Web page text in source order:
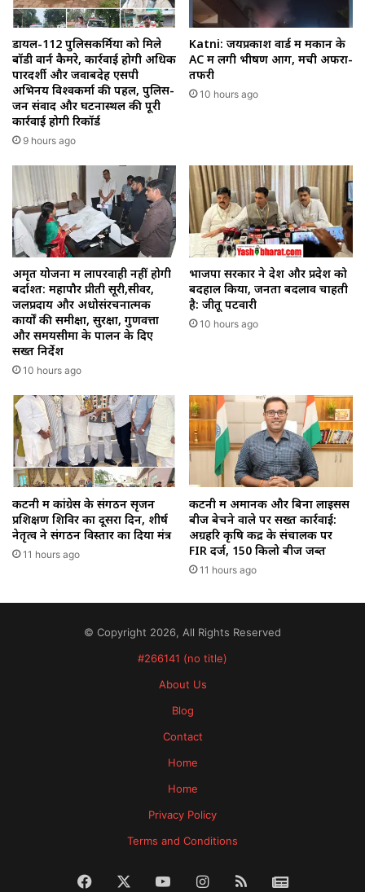
डायल-112 पुलिसकर्मियों को मिले
बॉडी वार्न कैमरे, कार्रवाई होगी अधिक
पारदर्शी और जवाबदेह एसपी
अभिनय विश्वकर्मा की पहल, पुलिस-
जन संवाद और घटनास्थल की पूरी
कार्रवाई होगी रिकॉर्ड
9 hours ago
Katni: जयप्रकाश वार्ड में मकान के
AC में लगी भीषण आग, मची अफरा-
तफरी
10 hours ago
अमृत योजना में लापरवाही नहीं होगी
बर्दाश्त: महापौर प्रीती सूरी,सीवर,
जलप्रदाय और अधोसंरचनात्मक
कार्यों की समीक्षा, सुरक्षा, गुणवत्ता
और समयसीमा के पालन के दिए
सख्त निर्देश
10 hours ago
भाजपा सरकार ने देश और प्रदेश को
बदहाल किया, जनता बदलाव चाहती
है: जीतू पटवारी
10 hours ago
कटनी में कांग्रेस के संगठन सृजन
प्रशिक्षण शिविर का दूसरा दिन, शीर्ष
नेतृत्व ने संगठन विस्तार का दिया मंत्र
11 hours ago
कटनी में अमानक और बिना लाइसेंस
बीज बेचने वाले पर सख्त कार्रवाई:
अग्रहरि कृषि केंद्र के संचालक पर
FIR दर्ज, 150 किलो बीज जब्त
11 hours ago
© Copyright 2026, All Rights Reserved
#266141 (no title)
About Us
Blog
Contact
Home
Home
Privacy Policy
Terms and Conditions
Facebook YouTubeInstagram
RSS News